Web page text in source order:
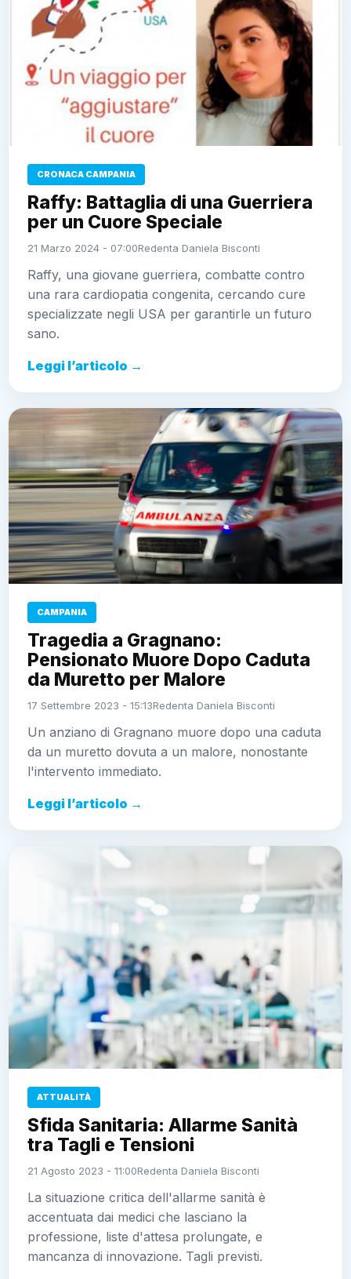
CRONACA CAMPANIA
Raffy: Battaglia di una Guerriera
per un Cuore Speciale
21 Marzo 2024 - 07:00Redenta Daniela Bisconti
Raffy, una giovane guerriera, combatte contro
una rara cardiopatia congenita, cercando cure
specializzate negli USA per garantirle un futuro
sano.
Leggi l’articolo →
CAMPANIA
Tragedia a Gragnano:
Pensionato Muore Dopo Caduta
da Muretto per Malore
17 Settembre 2023 - 15:13Redenta Daniela Bisconti
Un anziano di Gragnano muore dopo una caduta
da un muretto dovuta a un malore, nonostante
l'intervento immediato.
Leggi l’articolo →
ATTUALITÀ
Sfida Sanitaria: Allarme Sanità
tra Tagli e Tensioni
21 Agosto 2023 - 11:00Redenta Daniela Bisconti
La situazione critica dell'allarme sanità è
accentuata dai medici che lasciano la
professione, liste d'attesa prolungate, e
mancanza di innovazione. Tagli previsti.